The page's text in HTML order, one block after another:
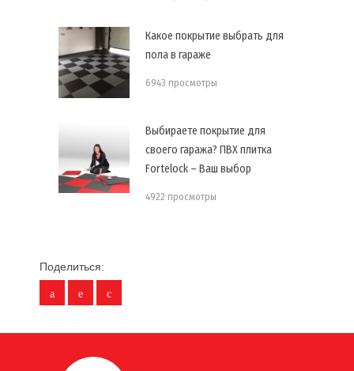
Какое покрытие выбрать для
пола в гараже
6943 просмотры
Выбираете покрытие для
своего гаража? ПВХ плитка
Fortelock – Ваш выбор
4922 просмотры
Поделиться: